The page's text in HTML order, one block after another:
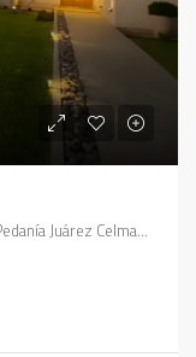
San Francisco, Municipio de San Francisco, Pedanía Juárez Celman, Departamento San Justo, Córdoba, X2400, Argentina